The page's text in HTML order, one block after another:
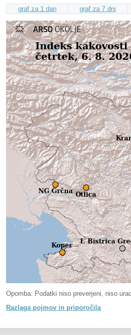
graf za 1 dan graf za 7 dni
Opomba: Podatki niso preverjeni, niso
Razlaga pojmov in priporočila